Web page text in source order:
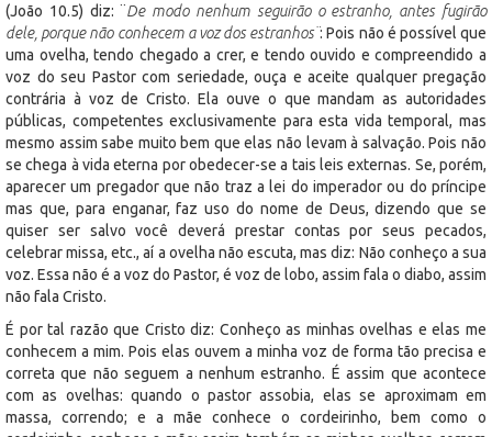
(João 10.5) diz: ¨De modo nenhum seguirão o estranho, antes fugirão
dele, porque não conhecem a voz dos estranhos¨: Pois não é possível que
uma ovelha, tendo chegado a crer, e tendo ouvido e compreendido a
voz do seu Pastor com seriedade, ouça e aceite qualquer pregação
contrária à voz de Cristo. Ela ouve o que mandam as autoridades
públicas, competentes exclusivamente para esta vida temporal, mas
mesmo assim sabe muito bem que elas não levam à salvação. Pois não
se chega à vida eterna por obedecer-se a tais leis externas. Se, porém,
aparecer um pregador que não traz a lei do imperador ou do príncipe
mas que, para enganar, faz uso do nome de Deus, dizendo que se
quiser ser salvo você deverá prestar contas por seus pecados,
celebrar missa, etc., aí a ovelha não escuta, mas diz: Não conheço a sua
voz. Essa não é a voz do Pastor, é voz de lobo, assim fala o diabo, assim
não fala Cristo.
É por tal razão que Cristo diz: Conheço as minhas ovelhas e elas me
conhecem a mim. Pois elas ouvem a minha voz de forma tão precisa e
correta que não seguem a nenhum estranho. É assim que acontece
com as ovelhas: quando o pastor assobia, elas se aproximam em
massa, correndo; e a mãe conhece o cordeirinho, bem como o